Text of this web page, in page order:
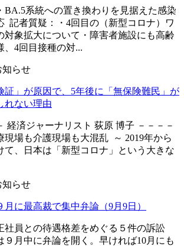
BA.5系統への置き換わりを見据えた感染
記者質疑：・4回目の（新型コロナ）ワ
対象拡大について・障害者施設にも高齢
、4回目接種の対...
知らせ
証」が原因で、5年後に「無保険難民」が
れない理由
経済ジャーナリスト 荻原 博子 －－－－
現場も介護現場も大混乱 ～ 2019年から
て、日本は「新型コロナ」という大きな
知らせ
に最高裁で集中弁論（9月9日）
社員との待遇格差をめぐる５件の訴訟
９月中に弁論を開く。早ければ10月にも